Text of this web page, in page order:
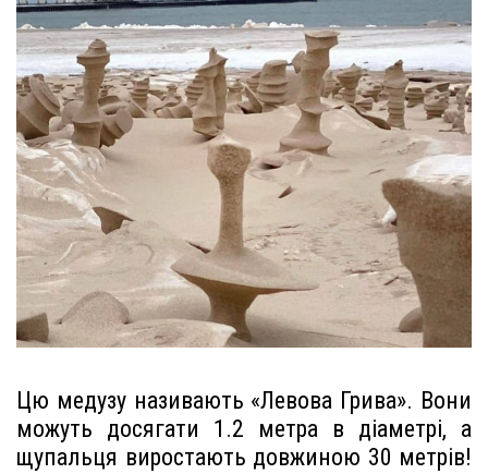
Цю медузу називають «Левова Грива». Вони
можуть досягати 1.2 метра в діаметрі, а
щупальця виростають довжиною 30 метрів!